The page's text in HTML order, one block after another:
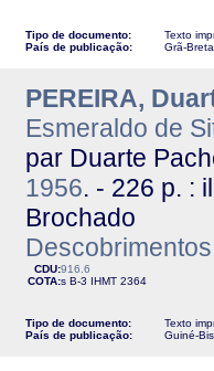
Tipo de documento:
Texto
País de publicação:
Grã-
PEREIRA,
Esmeraldo de
par Duarte
1956. - 226 p. :
Brochado
Descobrimentos
CDU:916.6
COTA:s B-3 IHMT 2364
Tipo de documento:
Texto
País de publicação:
Guiné-